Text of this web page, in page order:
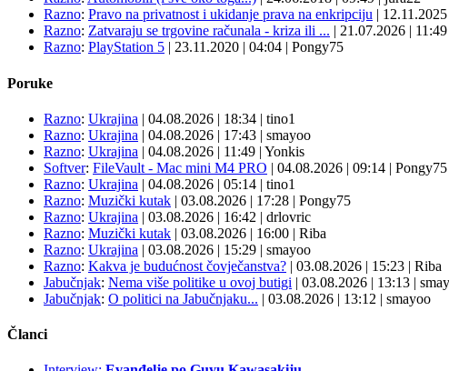
Razno: Pravo na privatnost i ukidanje prava na enkripciju | 12.11.2025
Razno: Zatvaraju se trgovine računala - kriza ili ... | 21.07.2026 | 11:49
Razno: PlayStation 5 | 23.11.2020 | 04:04 | Pongy75
Poruke
Razno: Ukrajina | 04.08.2026 | 18:34 | tino1
Razno: Ukrajina | 04.08.2026 | 17:43 | smayoo
Razno: Ukrajina | 04.08.2026 | 11:49 | Yonkis
Softver: FileVault - Mac mini M4 PRO | 04.08.2026 | 09:14 | Pongy75
Razno: Ukrajina | 04.08.2026 | 05:14 | tino1
Razno: Muzički kutak | 03.08.2026 | 17:28 | Pongy75
Razno: Ukrajina | 03.08.2026 | 16:42 | drlovric
Razno: Muzički kutak | 03.08.2026 | 16:00 | Riba
Razno: Ukrajina | 03.08.2026 | 15:29 | smayoo
Razno: Kakva je budućnost čovječanstva? | 03.08.2026 | 15:23 | Riba
Jabučnjak: Nema više politike u ovoj butigi | 03.08.2026 | 13:13 |
Jabučnjak: O politici na Jabučnjaku... | 03.08.2026 | 13:12 | smayoo
Članci